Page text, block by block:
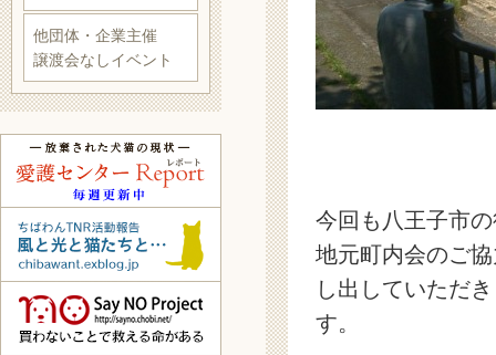
今回も八王子市
地元町内会のご
し出していただ
す。
他団体・企業主催
譲渡会なしイベント